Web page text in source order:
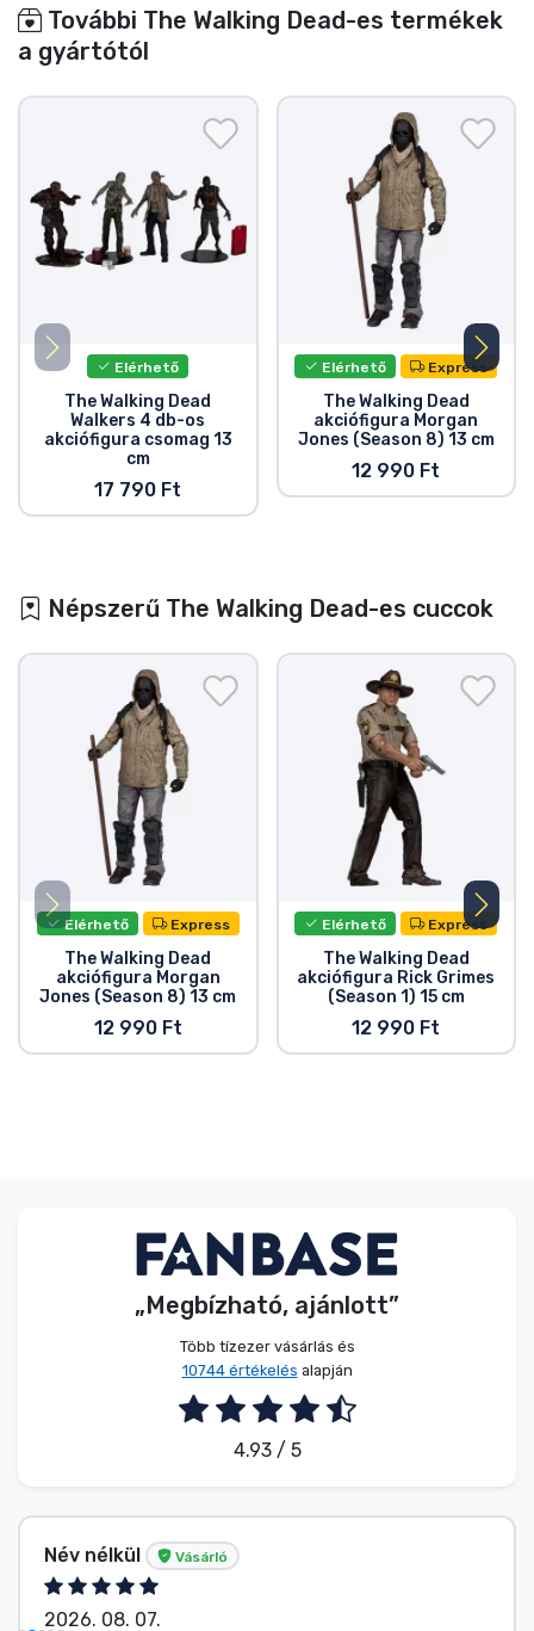
További The Walking Dead-es termékek
a gyártótól
Elérhető
The Walking Dead
Walkers 4 db-os
akciófigura csomag 13
cm
17 790 Ft
Elérhető Express
The Walking Dead
akciófigura Morgan
Jones (Season 8) 13 cm
12 990 Ft
Népszerű The Walking Dead-es cuccok
Elérhető Express
The Walking Dead
akciófigura Morgan
Jones (Season 8) 13 cm
12 990 Ft
Elérhető Express
The Walking Dead
akciófigura Rick Grimes
(Season 1) 15 cm
12 990 Ft
„Megbízható, ajánlott”
Több tízezer vásárlás és
10744 értékelés alapján
4.93 / 5
Név nélkül Vásárló
2026. 08. 07.